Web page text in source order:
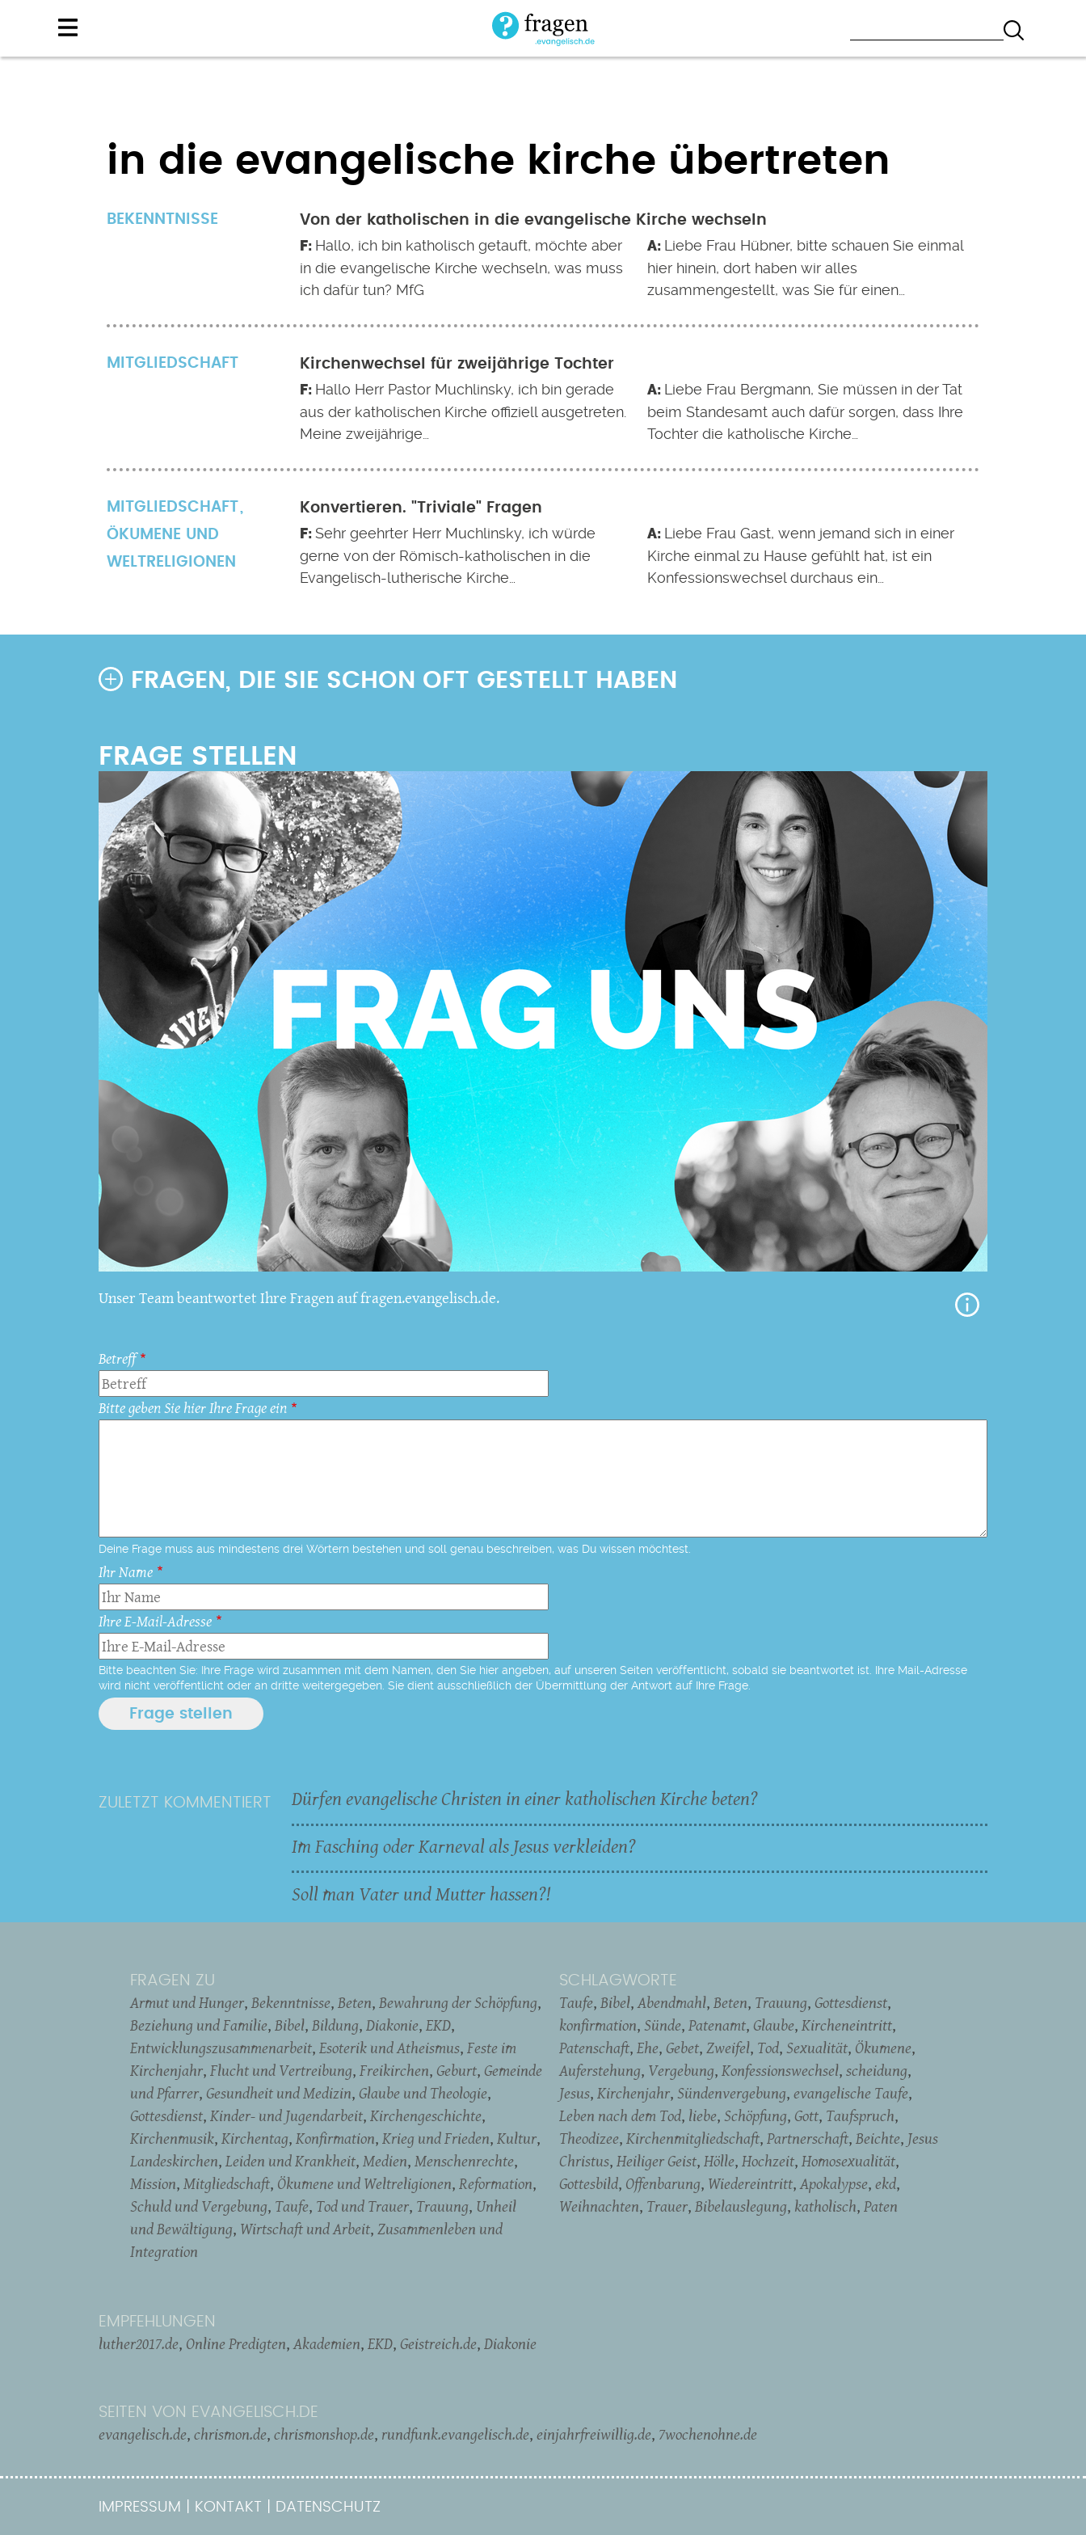
in die evangelische kirche übertreten
BEKENNTNISSE Von der katholischen in die evangelische Kirche wechseln
Hallo, ich bin katholisch getauft, möchte aber
in die evangelische Kirche wechseln, was muss
ich dafür tun? MfG
Liebe Frau Hübner, bitte schauen Sie einmal
hier hinein, dort haben wir alles
zusammengestellt, was Sie für einen…
MITGLIEDSCHAFT Kirchenwechsel für zweijährige Tochter
Hallo Herr Pastor Muchlinsky, ich bin gerade
aus der katholischen Kirche offiziell ausgetreten.
Meine zweijährige…
Liebe Frau Bergmann, Sie müssen in der Tat
beim Standesamt auch dafür sorgen, dass Ihre
Tochter die katholische Kirche…
MITGLIEDSCHAFT
ÖKUMENE UND
WELTRELIGIONEN
Konvertieren. "Triviale" Fragen
Sehr geehrter Herr Muchlinsky, ich würde
gerne von der Römisch-katholischen in die
Evangelisch-lutherische Kirche…
Liebe Frau Gast, wenn jemand sich in einer
Kirche einmal zu Hause gefühlt hat, ist ein
Konfessionswechsel durchaus ein…
FRAGEN, DIE SIE SCHON OFT GESTELLT HABEN
Unser Team beantwortet Ihre Fragen auf fragen.evangelisch.de.
Betreff
Bitte geben Sie hier Ihre Frage ein
Deine Frage muss aus mindestens drei Wörtern bestehen und soll genau beschreiben, was Du wissen möchtest.
Ihr Name
Ihre E-Mail-Adresse
Bitte beachten Sie: Ihre Frage wird zusammen mit dem Namen, den Sie hier angeben, auf unseren Seiten veröffentlicht, sobald sie beantwortet ist. Ihre Mail-Adresse
wird nicht veröffentlicht oder an dritte weitergegeben. Sie dient ausschließlich der Übermittlung der Antwort auf Ihre Frage.
ZULETZT KOMMENTIERT
Dürfen evangelische Christen in einer katholischen Kirche beten?
Im Fasching oder Karneval als Jesus verkleiden?
Soll man Vater und Mutter hassen?!
FRAGEN ZU
Armut und Hunger Bekenntnisse Beten Bewahrung der Schöpfung
Beziehung und Familie Bibel Bildung Diakonie EKD
Entwicklungszusammenarbeit Esoterik und Atheismus Feste im
Kirchenjahr Flucht und Vertreibung Freikirchen Geburt Gemeinde
und Pfarrer Gesundheit und Medizin Glaube und Theologie
Gottesdienst Kinder- und Jugendarbeit Kirchengeschichte
Kirchenmusik Kirchentag Konfirmation Krieg und Frieden Kultur
Landeskirchen Leiden und Krankheit Medien Menschenrechte
Mission Mitgliedschaft Ökumene und Weltreligionen Reformation
Schuld und Vergebung Taufe Tod und Trauer Trauung Unheil
und Bewältigung Wirtschaft und Arbeit Zusammenleben und
Integration
SCHLAGWORTE
Taufe Bibel Abendmahl Beten Trauung Gottesdienst
konfirmation Sünde Patenamt Glaube Kircheneintritt
Patenschaft Ehe Gebet Zweifel Tod Sexualität Ökumene
Auferstehung Vergebung Konfessionswechsel scheidung
Jesus Kirchenjahr Sündenvergebung evangelische Taufe
Leben nach dem Tod liebe Schöpfung Gott Taufspruch
Theodizee Kirchenmitgliedschaft Partnerschaft Beichte Jesus
Christus Heiliger Geist Hölle Hochzeit Homosexualität
Gottesbild Offenbarung Wiedereintritt Apokalypse ekd
Weihnachten Trauer Bibelauslegung katholisch Paten
EMPFEHLUNGEN
luther2017.de Online Predigten Akademien EKD Geistreich.de Diakonie
SEITEN VON EVANGELISCH.DE
evangelisch.de chrismon.de chrismonshop.de rundfunk.evangelisch.de einjahrfreiwillig.de 7wochenohne.de
IMPRESSUM KONTAKT DATENSCHUTZ